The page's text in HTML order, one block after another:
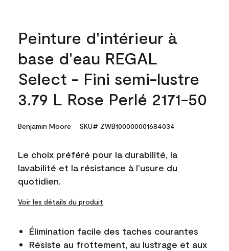
Peinture d'intérieur à
base d'eau REGAL
Select - Fini semi-lustre
3.79 L Rose Perlé 2171-50
Benjamin Moore SKU# ZWB100000001684034
Le choix préféré pour la durabilité, la
lavabilité et la résistance à l’usure du
quotidien.
Voir les détails du produit
Élimination facile des taches courantes
Résiste au frottement, au lustrage et aux